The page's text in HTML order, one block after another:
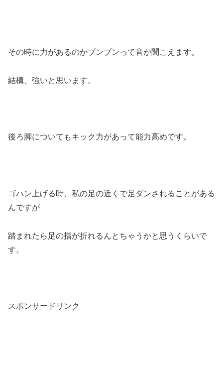
その時に力があるのかブンブンって音が聞こえます。
結構、強いと思います。
後ろ脚についてもキック力があって能力高めです。
ゴハン上げる時、私の足の近くで足ダンされることがある
んですが
踏まれたら足の指が折れるんとちゃうかと思うくらいで
す。
スポンサードリンク